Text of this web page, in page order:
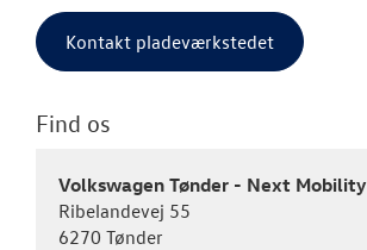
Kontakt pladeværkstedet
Find os
Volkswagen Tønder - Next Mobility
Ribelandevej 55
6270 Tønder